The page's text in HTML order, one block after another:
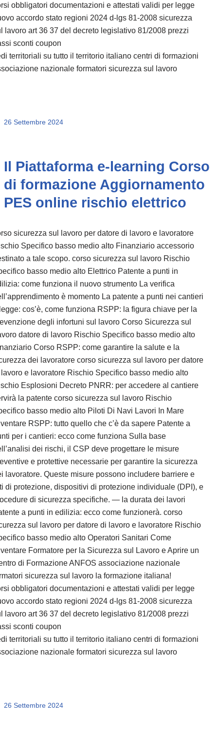
obbligatori documentazioni e attestati validi per legge
accordo stato regioni 2024 d-lgs 81-2008 sicurezza
lavoro art 36 37 del decreto legislativo 81/2008 prezzi
sconti coupon
territoriali su tutto il territorio italiano centri di formazioni
nazionale formatori sicurezza sul lavoro
26 Settembre 2024
Il Piattaforma e-learning Corso
di formazione Aggiornamento
PES online rischio elettrico
sicurezza sul lavoro per datore di lavoro e lavoratore
Specifico basso medio alto Finanziario accessorio
a tale scopo. corso sicurezza sul lavoro Rischio
basso medio alto Elettrico Patente a punti in
come funziona il nuovo strumento La verifica
è momento La patente a punti nei cantieri
cos’è, come funziona RSPP: la figura chiave per la
degli infortuni sul lavoro Corso Sicurezza sul
datore di lavoro Rischio Specifico basso medio alto
Corso RSPP: come garantire la salute e la
dei lavoratore corso sicurezza sul lavoro per datore
e lavoratore Rischio Specifico basso medio alto
Esplosioni Decreto PNRR: per accedere al cantiere
la patente corso sicurezza sul lavoro Rischio
basso medio alto Piloti Di Navi Lavori In Mare
RSPP: tutto quello che c’è da sapere Patente a
per i cantieri: ecco come funziona Sulla base
dei rischi, il CSP deve progettare le misure
e protettive necessarie per garantire la sicurezza
lavoratore. Queste misure possono includere barriere e
di protezione, dispositivi di protezione individuale (DPI), e
di sicurezza specifiche. — la durata dei lavori
a punti in edilizia: ecco come funzionerà. corso
sul lavoro per datore di lavoro e lavoratore Rischio
basso medio alto Operatori Sanitari Come
Formatore per la Sicurezza sul Lavoro e Aprire un
di Formazione ANFOS associazione nazionale
sicurezza sul lavoro la formazione italiana!
obbligatori documentazioni e attestati validi per legge
accordo stato regioni 2024 d-lgs 81-2008 sicurezza
lavoro art 36 37 del decreto legislativo 81/2008 prezzi
sconti coupon
territoriali su tutto il territorio italiano centri di formazioni
nazionale formatori sicurezza sul lavoro
26 Settembre 2024